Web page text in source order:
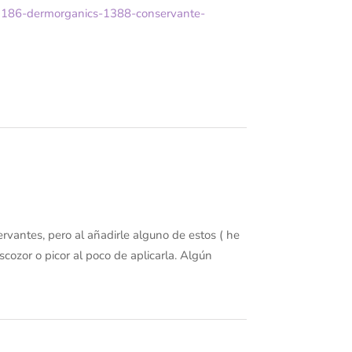
dermorganics-1388-conservante-
pero al añadirle alguno de estos ( he
o picor al poco de aplicarla. Algún